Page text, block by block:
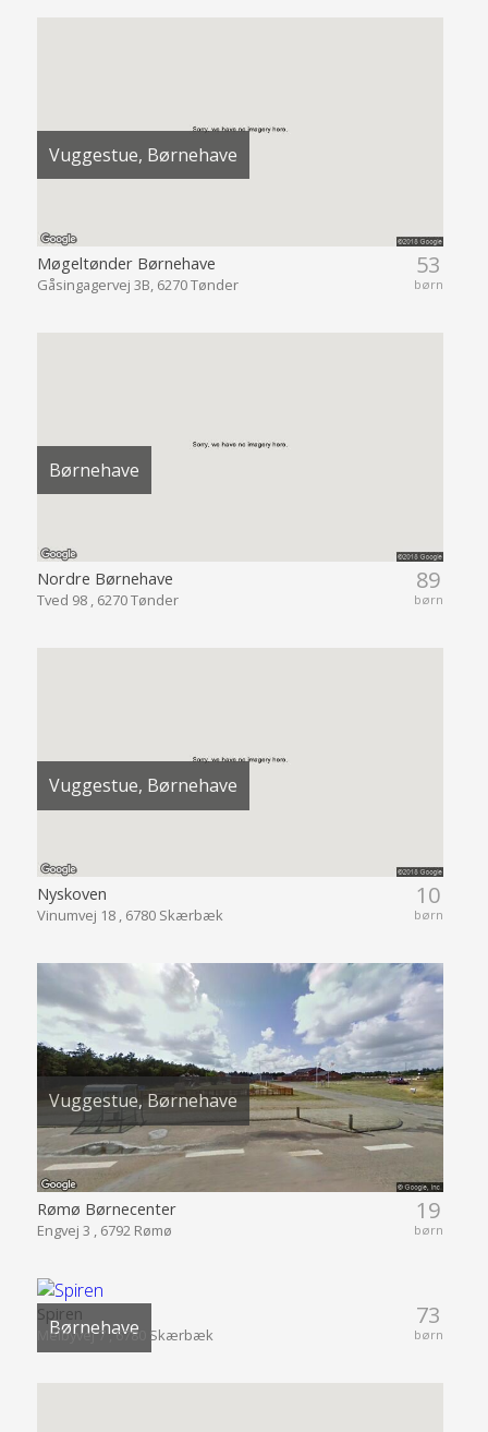
Vuggestue, Børnehave
53
børn
Møgeltønder Børnehave
Gåsingagervej 3B, 6270 Tønder
Børnehave
89
børn
Nordre Børnehave
Tved 98 , 6270 Tønder
Vuggestue, Børnehave
10
børn
Nyskoven
Vinumvej 18 , 6780 Skærbæk
Vuggestue, Børnehave
19
børn
Rømø Børnecenter
Engvej 3 , 6792 Rømø
Børnehave 73
børn
Spiren
Melbyvej 7 , 6780 Skærbæk